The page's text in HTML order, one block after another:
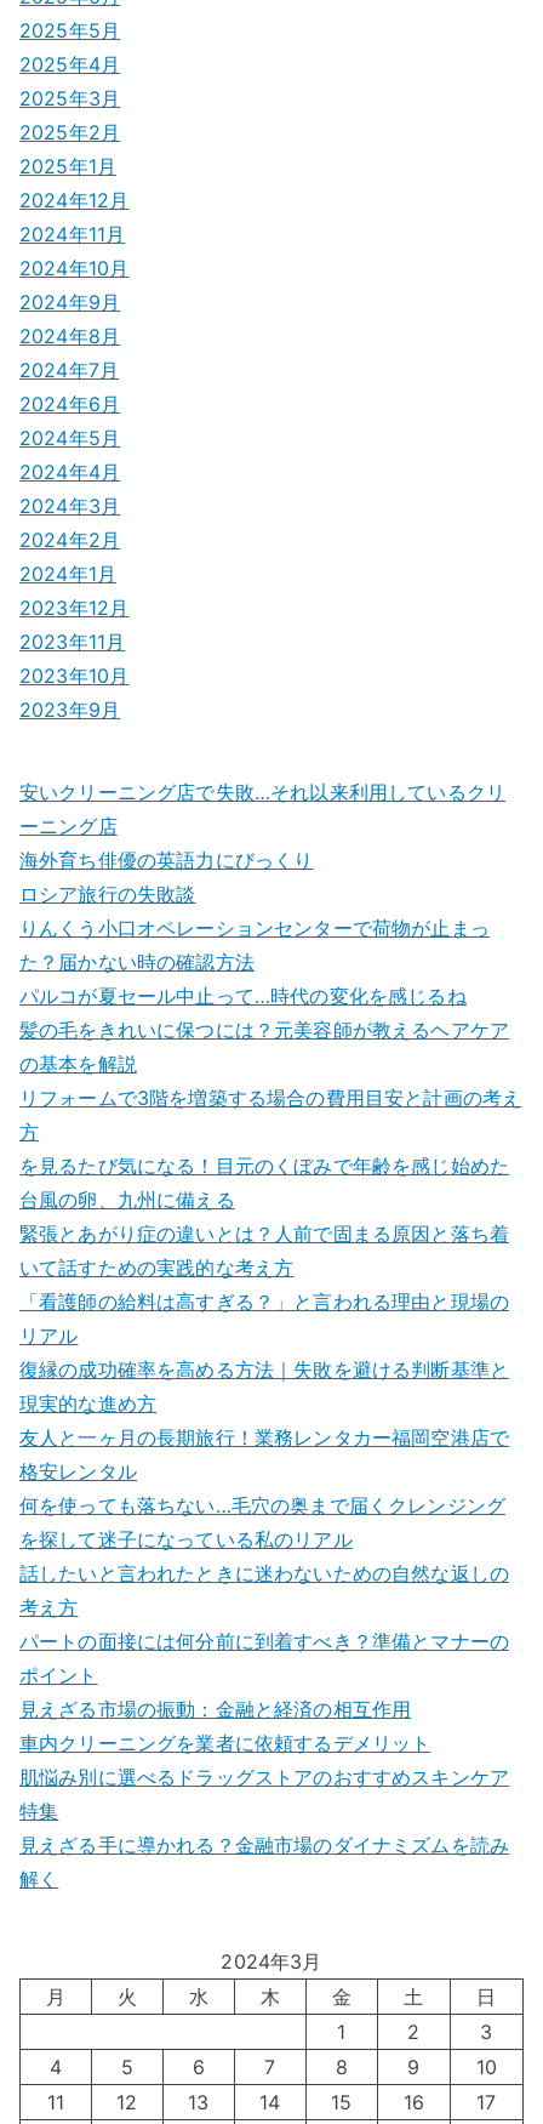
2025年5月
2025年4月
2025年3月
2025年2月
2025年1月
2024年12月
2024年11月
2024年10月
2024年9月
2024年8月
2024年7月
2024年6月
2024年5月
2024年4月
2024年3月
2024年2月
2024年1月
2023年12月
2023年11月
2023年10月
2023年9月
安いクリーニング店で失敗…それ以来利用しているクリ
ーニング店
海外育ち俳優の英語力にびっくり
ロシア旅行の失敗談
りんくう小口オペレーションセンターで荷物が止まっ
た？届かない時の確認方法
パルコが夏セール中止って…時代の変化を感じるね
髪の毛をきれいに保つには？元美容師が教えるヘアケア
の基本を解説
リフォームで3階を増築する場合の費用目安と計画の考え
方
を見るたび気になる！目元のくぼみで年齢を感じ始めた
台風の卵、九州に備える
緊張とあがり症の違いとは？人前で固まる原因と落ち着
いて話すための実践的な考え方
「看護師の給料は高すぎる？」と言われる理由と現場の
リアル
復縁の成功確率を高める方法｜失敗を避ける判断基準と
現実的な進め方
友人と一ヶ月の長期旅行！業務レンタカー福岡空港店で
格安レンタル
何を使っても落ちない…毛穴の奥まで届くクレンジング
を探して迷子になっている私のリアル
話したいと言われたときに迷わないための自然な返しの
考え方
パートの面接には何分前に到着すべき？準備とマナーの
ポイント
見えざる市場の振動：金融と経済の相互作用
車内クリーニングを業者に依頼するデメリット
肌悩み別に選べるドラッグストアのおすすめスキンケア
特集
見えざる手に導かれる？金融市場のダイナミズムを読み
解く
2024年3月
月
火 水 木 金 土
日
1
2
3
4
5 6 7 8 9
10
11
12 13 14 15 16 17